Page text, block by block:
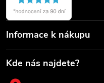
Informace k nákupu
Kde nás najdete?